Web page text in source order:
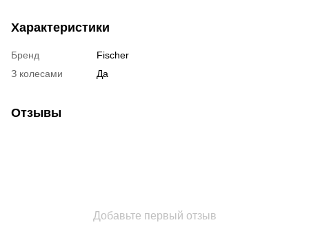
Характеристики
Бренд
Fischer
З колесами
Да
Отзывы
Добавьте первый отзыв